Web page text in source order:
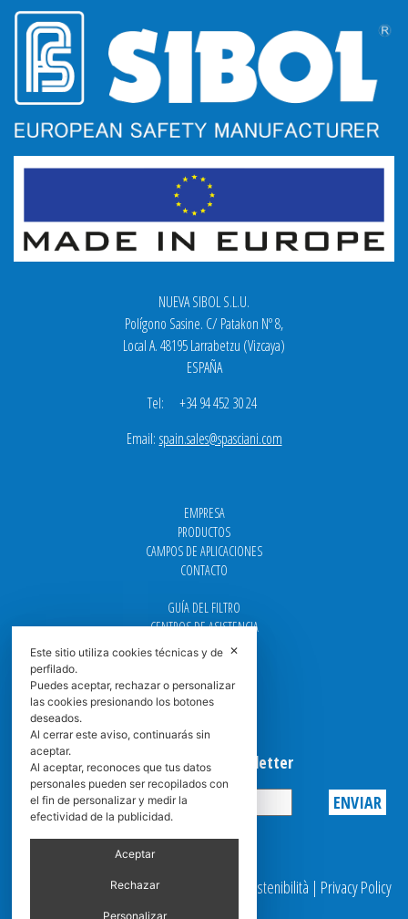
NUEVA SIBOL S.L.U.
Polígono Sasine. C/ Patakon Nº 8,
Local A. 48195 Larrabetzu (Vizcaya)
ESPAÑA
Tel: +34 94 452 30 24
Email: spain.sales@spasciani.com
EMPRESA
PRODUCTOS
CAMPOS DE APLICACIONES
CONTACTO
GUÍA DEL FILTRO
CENTROS DE ASISTENCIA
DOWNLOAD
NEWS
FAQ
CARRERA
Suscribirse a la Newsletter
Privacy
© 2025 Spasciani |Codice Etico Report Sostenibilità | Privacy Policy
✕
Este sitio utiliza cookies técnicas y de
perfilado.
Puedes aceptar, rechazar o personalizar
las cookies presionando los botones
deseados.
Al cerrar este aviso, continuarás sin
aceptar.
Al aceptar, reconoces que tus datos
personales pueden ser recopilados con
el fin de personalizar y medir la
efectividad de la publicidad.
Aceptar
Rechazar
Personalizar